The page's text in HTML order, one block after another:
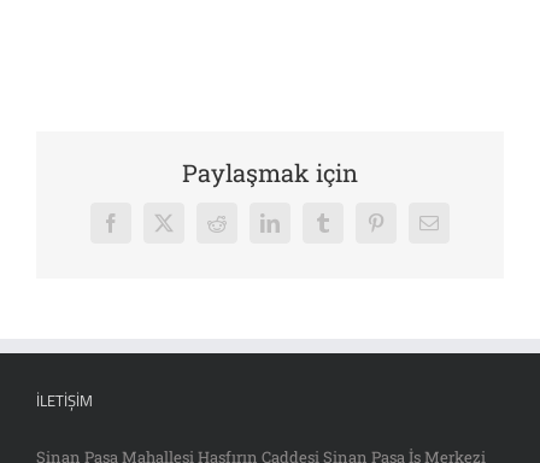
Paylaşmak için
Facebook
X Reddit LinkedInTumblrPinterest
E-
İLETIŞIM
Sinan Paşa Mahallesi Hasfırın Caddesi Sinan Paşa İş Merkezi